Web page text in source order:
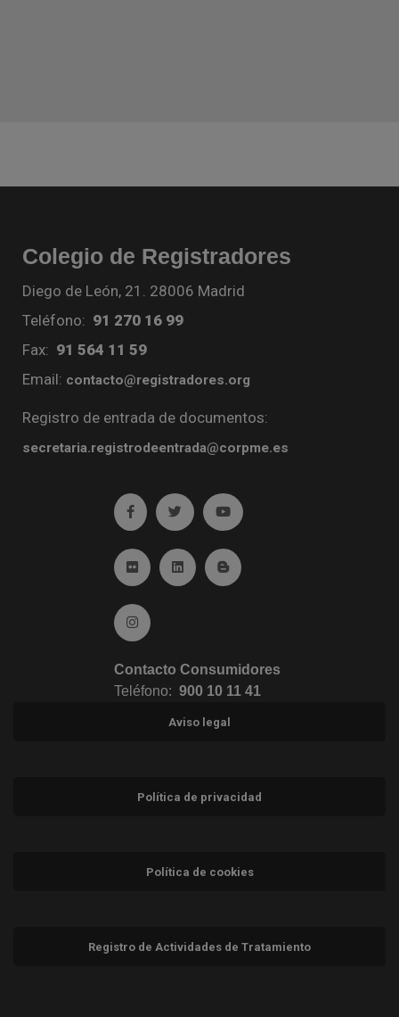
Colegio de Registradores
Diego de León, 21. 28006 Madrid
Teléfono: 91 270 16 99
Fax: 91 564 11 59
Email: contacto@registradores.org
Registro de entrada de documentos:
secretaria.registrodeentrada@corpme.es
Ir a facebook (abre en ventana nueva)
Ir a twitter (abre en ventana nueva)
Ir a YouTube (abre en
Ir a Flickr (abre en ventana nueva)
Ir a Linkedin (abre en ventana nueva)
Ir al Blog (abre en ventana
Ir a Instagram (abre en ventana nueva)
Contacto Consumidores
Teléfono: 900 10 11 41
Aviso legal
Política de privacidad
Política de cookies
Registro de Actividades de Tratamiento